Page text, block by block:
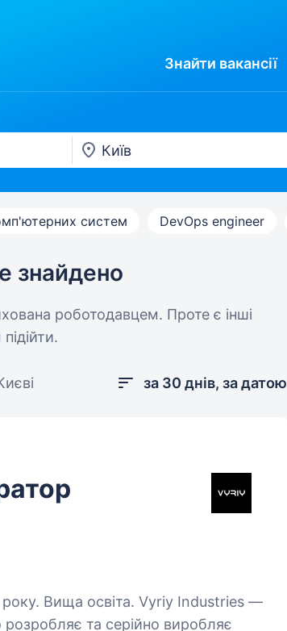
Знайти вакансії
систем DevOps engineer
знайдено
роботодавцем. Проте є інші
за 30 днів, за датою
Vyriy Industries —
та серійно виробляє